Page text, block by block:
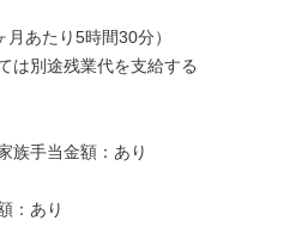
あたり5時間30分）
は別途残業代を支給する
族手当金額：あり
：あり